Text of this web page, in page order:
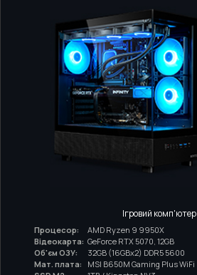
Ігровий комп'ютер
Процесор:
AMD Ryzen 9 9950X
Відеокарта: GeForce RTX 5070, 12GB
Об'єм ОЗУ:
32GB (16GBx2) DDR5 5600
Мат. плата:
MSI B650M Gaming Plus WiFi